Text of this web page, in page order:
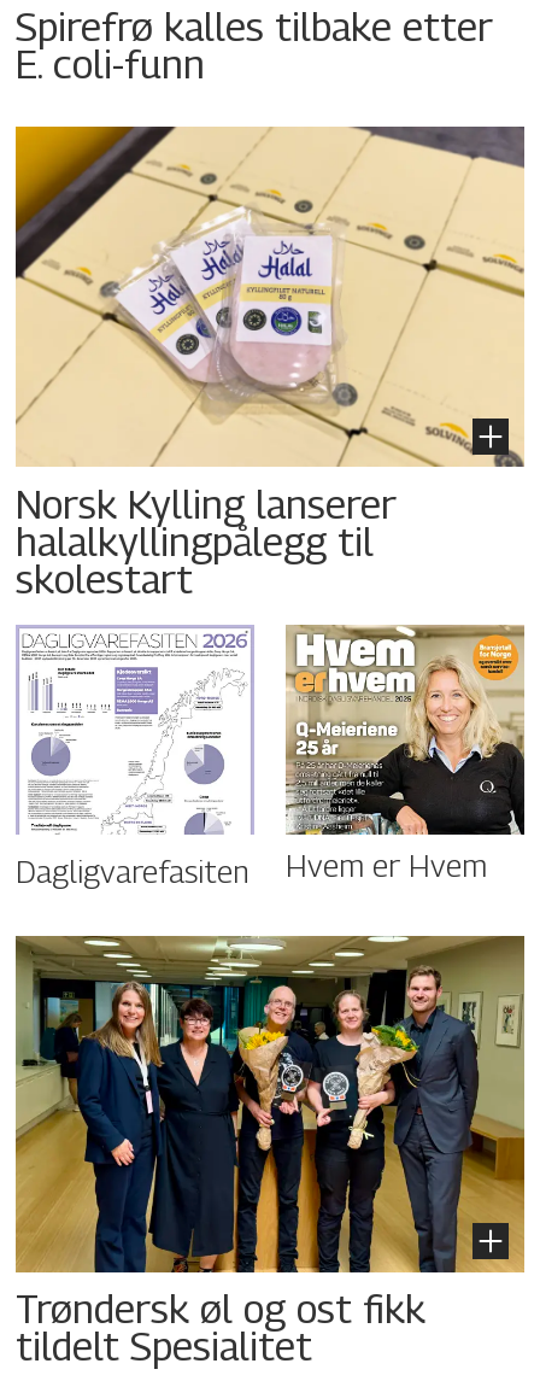
Spirefrø kalles tilbake etter
E. coli-funn
Norsk Kylling lanserer
halalkyllingpålegg til
skolestart
Dagligvarefasiten Hvem er Hvem
Trøndersk øl og ost fikk
tildelt Spesialitet